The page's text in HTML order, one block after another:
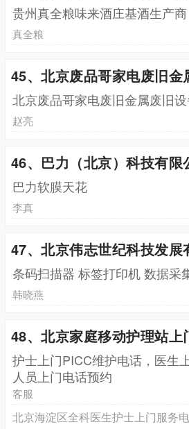
贵州真全粮味来酒庄基酒生产商
真全粮
45、北京废品哥家电废旧金
北京废品哥家电废旧金属废旧
赵亮
46、巴力（北京）科技有限
巴力软膜天花
李真
47、北京伟志世纪科技发展
条码扫描器 标签打印机 数据采
韩晓燕
48、北京家庭移动护理站上
护士上门PICC维护电话，医生
人员上门电话预约
客服